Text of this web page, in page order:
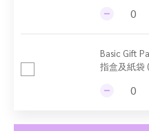
Basic Gift
指盒及紙袋